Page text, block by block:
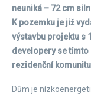
neuniká – 72 cm
K pozemku je již
výstavbu projektu s
developery se
rezidenční
Dům je